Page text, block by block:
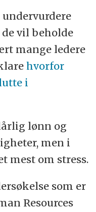
vil beholde
mange ledere
hvorfor
i
lønn og
men i
mest om stress.
som er
Resources